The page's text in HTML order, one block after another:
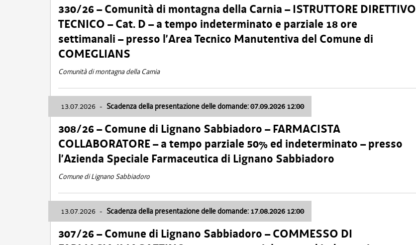
330/26 – Comunità di montagna della Carnia – ISTRUTTORE DIRETTIVO
TECNICO – Cat. D – a tempo indeterminato e parziale 18 ore
settimanali – presso l’Area Tecnico Manutentiva del Comune di
COMEGLIANS
Comunità di montagna della Carnia
13.07.2026 - Scadenza della presentazione delle domande: 07.09.2026 12:00
308/26 – Comune di Lignano Sabbiadoro – FARMACISTA
COLLABORATORE – a tempo parziale 50% ed indeterminato – presso
l’Azienda Speciale Farmaceutica di Lignano Sabbiadoro
Comune di Lignano Sabbiadoro
13.07.2026 - Scadenza della presentazione delle domande: 17.08.2026 12:00
307/26 – Comune di Lignano Sabbiadoro – COMMESSO DI